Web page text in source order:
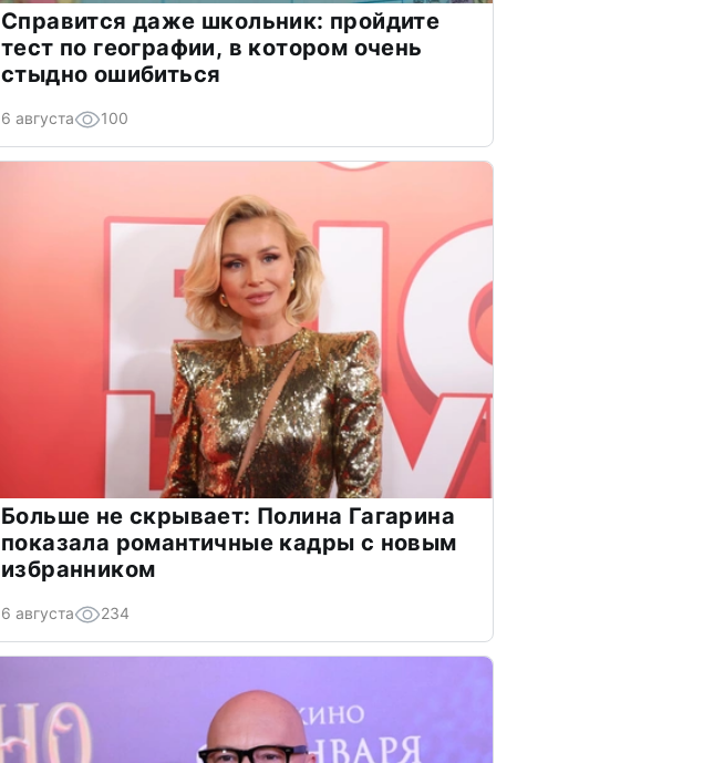
Справится даже школьник: пройдите
тест по географии, в котором очень
стыдно ошибиться
6 августа 100
Больше не скрывает: Полина Гагарина
показала романтичные кадры с новым
избранником
6 августа 234